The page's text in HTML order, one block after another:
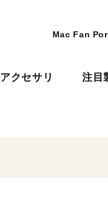
Mac Fan
アクセサリ 注目